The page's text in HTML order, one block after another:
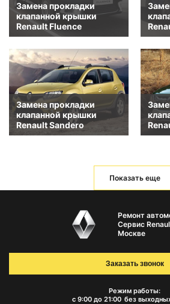
Замена прокладки
клапанной крышки
Renault Fluence
Замена прокладки
клапанной крышки
Renault Sandero
Показать еще
Ремонт
Сервис
Москве
Режим работы:
с 9:00 до 21:00 без
Заказать звонок